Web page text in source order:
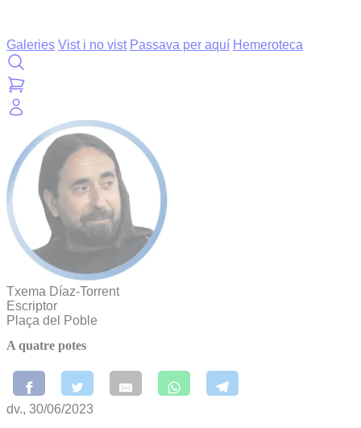
Galeries Vist i no vist Passava per aquí Hemeroteca
Txema Díaz-Torrent
Escriptor
Plaça del Poble
A quatre potes
dv., 30/06/2023